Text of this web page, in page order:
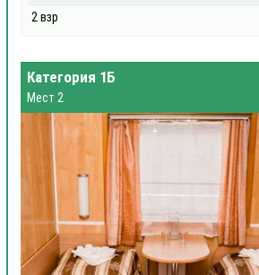
2 взр
Категория 1Б
Мест 2